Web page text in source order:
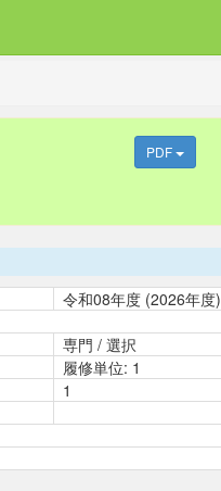
PDF
令和08年度 (2026年度)
専門 / 選択
履修単位: 1
1